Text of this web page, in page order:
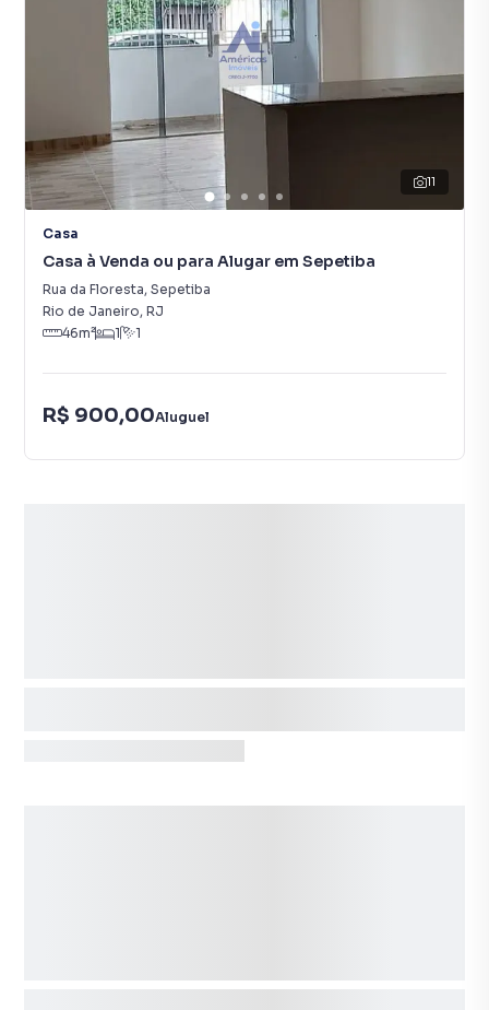
11
Casa
Casa à Venda ou para Alugar em Sepetiba
Rua da Floresta, Sepetiba
Rio de Janeiro, RJ
46m² 1 1
R$ 900,00Aluguel